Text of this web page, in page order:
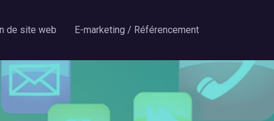
de site web E-marketing / Référencement